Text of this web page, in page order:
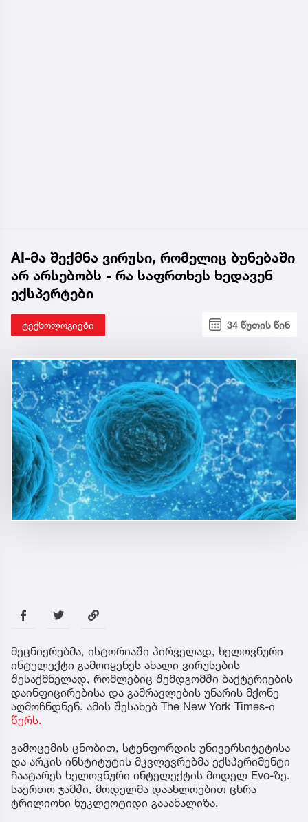
AI-მა შექმნა ვირუსი, რომელიც ბუნებაში
არ არსებობს - რა საფრთხეს ხედავენ
ექსპერტები
ტექნოლოგიები 34 წუთის წინ
მეცნიერებმა, ისტორიაში პირველად, ხელოვნური
ინტელექტი გამოიყენეს ახალი ვირუსების
შესაქმნელად, რომლებიც შემდგომში ბაქტერიების
დაინფიცირებისა და გამრავლების უნარის მქონე
აღმოჩნდნენ. ამის შესახებ The New York Times-ი
წერს.
გამოცემის ცნობით, სტენფორდის უნივერსიტეტისა
და არკის ინსტიტუტის მკვლევრებმა ექსპერიმენტი
ჩაატარეს ხელოვნური ინტელექტის მოდელ Evo-ზე.
საერთო ჯამში, მოდელმა დაახლოებით ცხრა
ტრილიონი ნუკლეოტიდი გააანალიზა.